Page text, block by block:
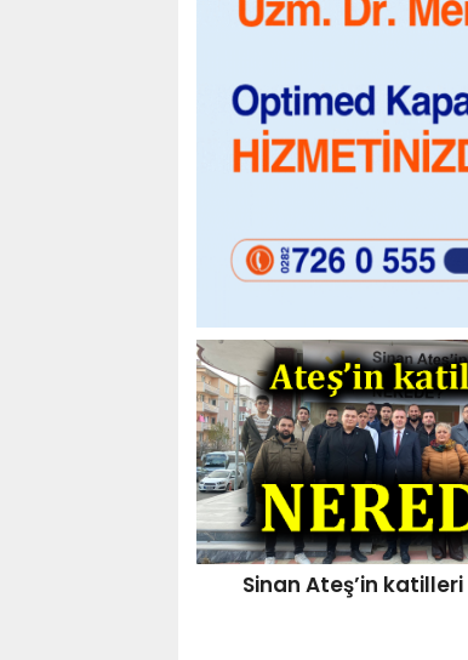
Sinan Ateş’in